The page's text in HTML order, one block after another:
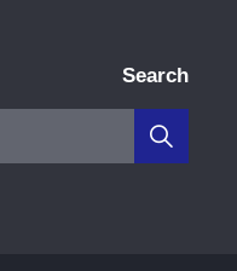
Search